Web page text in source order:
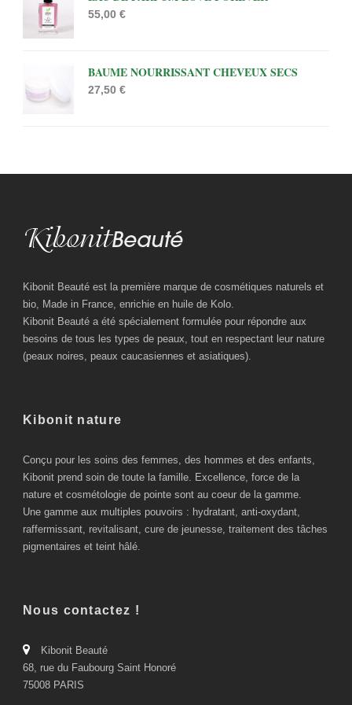
55,00 €
BAUME NOURRISSANT CHEVEUX SECS
27,50 €
Kibonit Beauté est la première marque de cosmétiques naturels et
bio, Made in France, enrichie en huile de Kolo.
Kibonit Beauté a été spécialement formulée pour répondre aux
besoins de tous les types de peaux, tout en respectant leur nature
(peaux noires, peaux caucasiennes et asiatiques).
Kibonit nature
Conçu pour les soins des femmes, des hommes et des enfants,
Kibonit prend soin de toute la famille. Excellence, force de la
nature et cosmétologie de pointe sont au coeur de la gamme.
Une gamme aux multiples pouvoirs : hydratant, anti-oxydant,
raffermissant, revitalisant, cure de jeunesse, traitement des tâches
pigmentaires et teint hâlé.
Nous contactez !
Kibonit Beauté
68, rue du Faubourg Saint Honoré
75008 PARIS